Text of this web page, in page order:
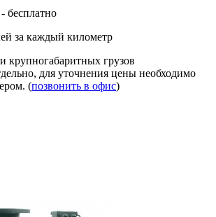
за каждый километр
крупногабаритных грузов
для уточнения цены необходимо
(позвонить в офис)